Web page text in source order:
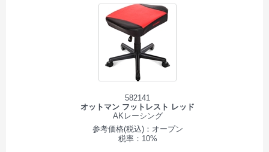
582141
オットマン フットレスト レッド
AKレーシング
参考価格(税込)：オープン
税率：10%